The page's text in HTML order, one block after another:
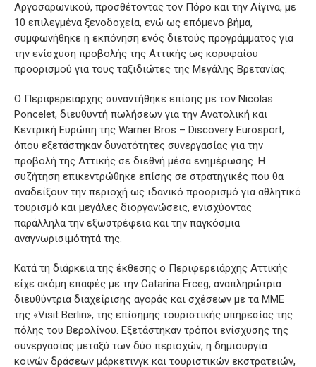
Αργοσαρωνικού, προσθέτοντας τον Πόρο και την Αίγινα, με
10 επιλεγμένα ξενοδοχεία, ενώ ως επόμενο βήμα,
συμφωνήθηκε η εκπόνηση ενός διετούς προγράμματος για
την ενίσχυση προβολής της Αττικής ως κορυφαίου
προορισμού για τους ταξιδιώτες της Μεγάλης Βρετανίας.
Ο Περιφερειάρχης συναντήθηκε επίσης με τον Nicolas
Poncelet, διευθυντή πωλήσεων για την Ανατολική και
Κεντρική Ευρώπη της Warner Bros – Discovery Eurosport,
όπου εξετάστηκαν δυνατότητες συνεργασίας για την
προβολή της Αττικής σε διεθνή μέσα ενημέρωσης. Η
συζήτηση επικεντρώθηκε επίσης σε στρατηγικές που θα
αναδείξουν την περιοχή ως ιδανικό προορισμό για αθλητικό
τουρισμό και μεγάλες διοργανώσεις, ενισχύοντας
παράλληλα την εξωστρέφεια και την παγκόσμια
αναγνωρισιμότητά της.
Κατά τη διάρκεια της έκθεσης ο Περιφερειάρχης Αττικής
είχε ακόμη επαφές με την Catarina Erceg, αναπληρώτρια
διευθύντρια διαχείρισης αγοράς και σχέσεων με τα ΜΜΕ
της «Visit Berlin», της επίσημης τουριστικής υπηρεσίας της
πόλης του Βερολίνου. Εξετάστηκαν τρόποι ενίσχυσης της
συνεργασίας μεταξύ των δύο περιοχών, η δημιουργία
κοινών δράσεων μάρκετινγκ και τουριστικών εκστρατειών,